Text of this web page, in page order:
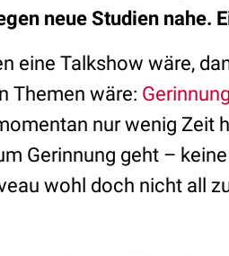
neue Studien nahe.
eine Talkshow wäre,
Themen wäre: Gerinnung
nur wenig Zeit
Gerinnung geht –
wohl doch nicht all